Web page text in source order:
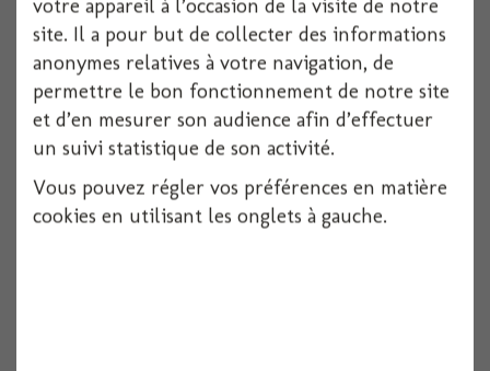
votre appareil à l’occasion de la visite de notre
site. Il a pour but de collecter des informations
anonymes relatives à votre navigation, de
permettre le bon fonctionnement de notre site
et d’en mesurer son audience afin d’effectuer
un suivi statistique de son activité.
Vous pouvez régler vos préférences en matière
cookies en utilisant les onglets à gauche.